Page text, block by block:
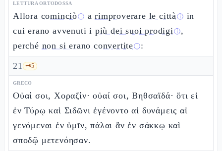
LETTURA ORTODOSSA
Allora cominciòⓘ arimproverare le cittàⓘ in
cui erano avvenuti i più dei suoi prodigiⓘ,
perché non si erano convertiteⓘ:
21 🗝️5
GRECO
Οὐαί σοι, Χοραζίν· οὐαί σοι, Βηθσαϊδά· ὅτι εἰ
ἐν Τύρῳ καὶ Σιδῶνι ἐγένοντο αἱ δυνάμεις αἱ
γενόμεναι ἐν ὑμῖν, πάλαι ἂν ἐν σάκκῳ καὶ
σποδῷ μετενόησαν.